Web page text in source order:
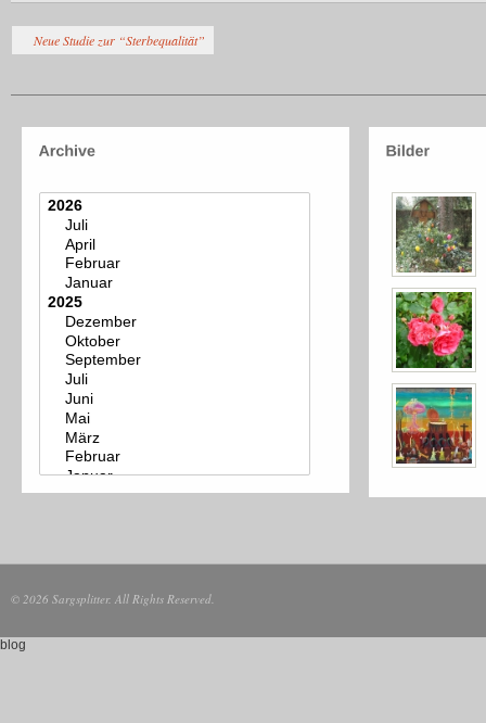
Neue Studie zur “Sterbequalität”
© 2026 Sargsplitter. All Rights Reserved.
blog